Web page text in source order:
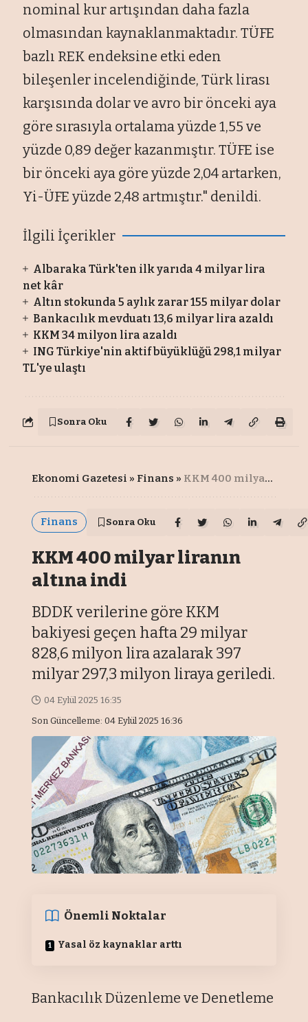
nominal kur artışından daha fazla
olmasından kaynaklanmaktadır. TÜFE
bazlı REK endeksine etki eden
bileşenler incelendiğinde, Türk lirası
karşısında dolar ve avro bir önceki aya
göre sırasıyla ortalama yüzde 1,55 ve
yüzde 0,89 değer kazanmıştır. TÜFE ise
bir önceki aya göre yüzde 2,04 artarken,
Yi-ÜFE yüzde 2,48 artmıştır." denildi.
İlgili İçerikler
Albaraka Türk'ten ilk yarıda 4 milyar lira
net kâr
Altın stokunda 5 aylık zarar 155 milyar dolar
Bankacılık mevduatı 13,6 milyar lira azaldı
KKM 34 milyon lira azaldı
ING Türkiye'nin aktif büyüklüğü 298,1 milyar
TL'ye ulaştı
Sonra Oku
Ekonomi Gazetesi » Finans » KKM 400 milyar liranın altına indi
Finans Sonra Oku
KKM 400 milyar liranın
altına indi
BDDK verilerine göre KKM
bakiyesi geçen hafta 29 milyar
828,6 milyon lira azalarak 397
milyar 297,3 milyon liraya geriledi.
Son Güncelleme: 04 Eylül 2025 16:36
04 Eylül 2025 16:35
Önemli Noktalar
Yasal öz kaynaklar arttı
Bankacılık Düzenleme ve Denetleme